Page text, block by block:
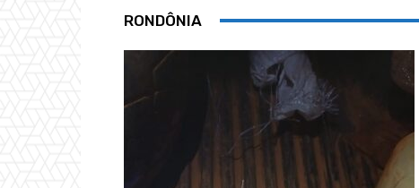
RONDÔNIA